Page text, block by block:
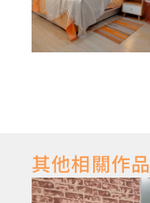
其他相關作品